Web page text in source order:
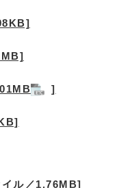
]
ル／1.76MB]